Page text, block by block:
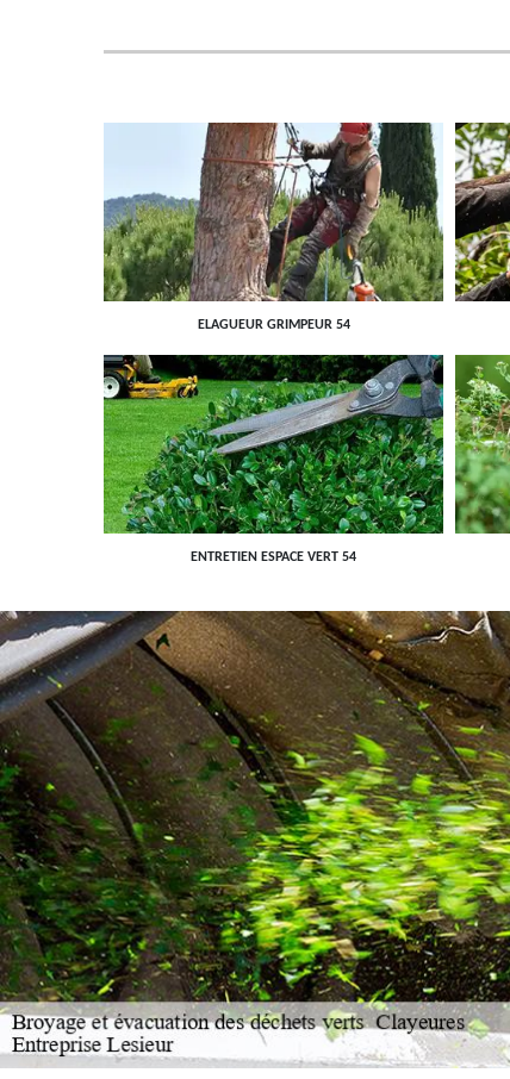
ELAGUEUR GRIMPEUR 54
ENTRETIEN ESPACE VERT 54